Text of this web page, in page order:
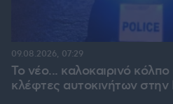
Το νέο... καλοκαιρινό
κλέφτες αυτοκινήτων
09.08.2026, 07:29